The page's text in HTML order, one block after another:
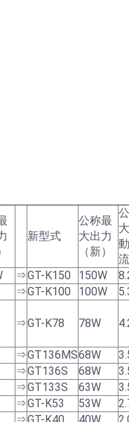
新型式
公称最
大出力
（新）
流
⇒GT-K150 150W
⇒GT-K100 100W
⇒GT-K78 78W
⇒GT136MS68W
⇒GT136S 68W
⇒GT133S 63W
⇒GT-K53 53W